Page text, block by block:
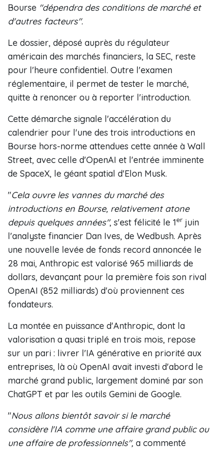
Bourse "dépendra des conditions de marché et
d'autres facteurs".
Le dossier, déposé auprès du régulateur
américain des marchés financiers, la SEC, reste
pour l'heure confidentiel. Outre l'examen
réglementaire, il permet de tester le marché,
quitte à renoncer ou à reporter l'introduction.
Cette démarche signale l'accélération du
calendrier pour l'une des trois introductions en
Bourse hors-norme attendues cette année à Wall
Street, avec celle d'OpenAI et l'entrée imminente
de SpaceX, le géant spatial d'Elon Musk.
"Cela ouvre les vannes du marché des
introductions en Bourse, relativement atone
depuis quelques années", s'est félicité le 1er juin
l'analyste financier Dan Ives, de Wedbush. Après
une nouvelle levée de fonds record annoncée le
28 mai, Anthropic est valorisé 965 milliards de
dollars, devançant pour la première fois son rival
OpenAI (852 milliards) d'où proviennent ces
fondateurs.
La montée en puissance d'Anthropic, dont la
valorisation a quasi triplé en trois mois, repose
sur un pari : livrer l'IA générative en priorité aux
entreprises, là où OpenAI avait investi d'abord le
marché grand public, largement dominé par son
ChatGPT et par les outils Gemini de Google.
"Nous allons bientôt savoir si le marché
considère l'IA comme une affaire grand public ou
une affaire de professionnels", a commenté